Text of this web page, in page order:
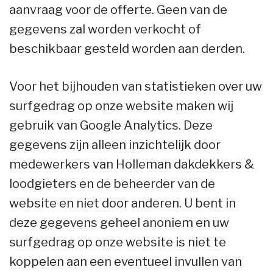
aanvraag voor de offerte. Geen van de
gegevens zal worden verkocht of
beschikbaar gesteld worden aan derden.
Voor het bijhouden van statistieken over uw
surfgedrag op onze website maken wij
gebruik van Google Analytics. Deze
gegevens zijn alleen inzichtelijk door
medewerkers van Holleman dakdekkers &
loodgieters en de beheerder van de
website en niet door anderen. U bent in
deze gegevens geheel anoniem en uw
surfgedrag op onze website is niet te
koppelen aan een eventueel invullen van